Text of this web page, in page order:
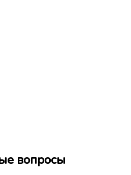
вопросы